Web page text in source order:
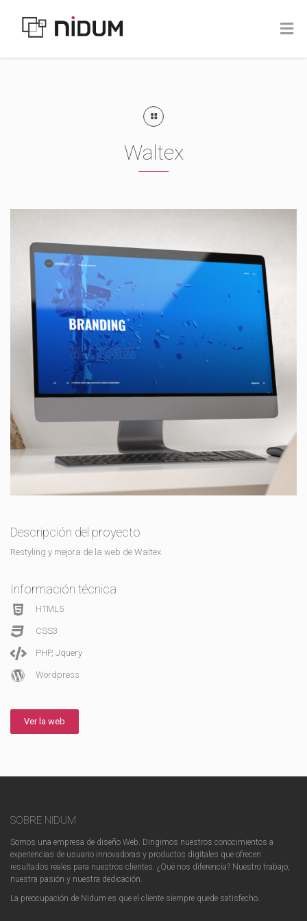
Waltex
Descripción del proyecto
Restyling y mejora de la web de Waltex
Información técnica
HTML5
CSS3
PHP, Jquery
Wordpress
Ver la web
SOBRE NIDUM
Somos una empresa de diseño Web. Dirigimos nuestros conocimientos a
experiencias de usuario innovadoras y productos digitales que ofrecen
resultados reales para nuestros clientes. ¿Qué nos diferencia? Nuestro trabajo,
nuestra pasión y nuestra dedicación.
La preocupación de Nidum es que el cliente siempre quede satisfecho.